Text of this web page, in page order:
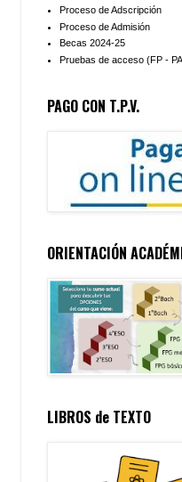
Proceso de Adscripción
Proceso de Admisión
Becas 2024-25
Pruebas de acceso (FP -
PAGO CON T.P.V.
ORIENTACIÓN
LIBROS de TEXTO